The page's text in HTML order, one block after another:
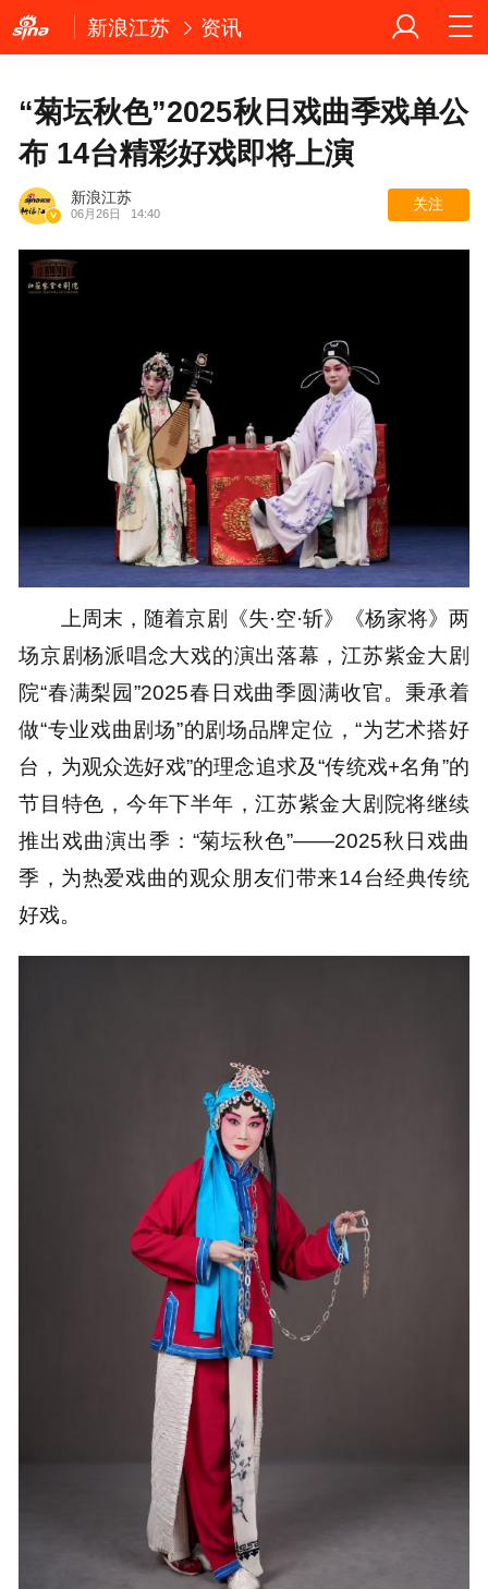
新浪江苏 资讯
“菊坛秋色”2025秋日戏曲季戏单公
布 14台精彩好戏即将上演
新浪江苏
06月26日 14:40
关注
上周末，随着京剧《失·空·斩》《杨家将》两
场京剧杨派唱念大戏的演出落幕，江苏紫金大剧
院“春满梨园”2025春日戏曲季圆满收官。秉承着
做“专业戏曲剧场”的剧场品牌定位，“为艺术搭好
台，为观众选好戏”的理念追求及“传统戏+名角”的
节目特色，今年下半年，江苏紫金大剧院将继续
推出戏曲演出季：“菊坛秋色”——2025秋日戏曲
季，为热爱戏曲的观众朋友们带来14台经典传统
好戏。